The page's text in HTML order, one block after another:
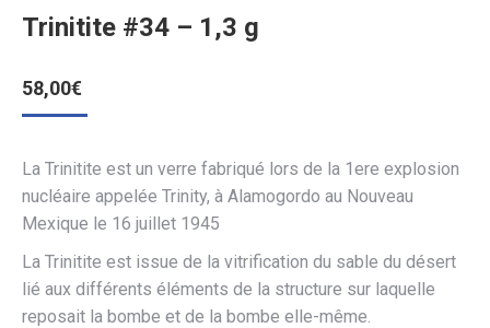
Trinitite #34 – 1,3 g
58,00€
La Trinitite est un verre fabriqué lors de la 1ere explosion
nucléaire appelée Trinity, à Alamogordo au Nouveau
Mexique le 16 juillet 1945
La Trinitite est issue de la vitrification du sable du désert
lié aux différents éléments de la structure sur laquelle
reposait la bombe et de la bombe elle-même.